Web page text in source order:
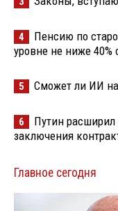
4
Пенсию по
уровне не ниже 40%
5 Сможет ли ИИ
6
Путин
заключения
Главное сегодня